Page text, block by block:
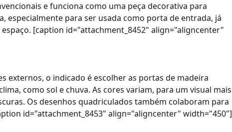
e funciona como uma peça decorativa para
especialmente para ser usada como porta de entrada, já
[caption id="attachment_8452" align="aligncenter"
externos, o indicado é escolher as portas de madeira
como sol e chuva. As cores variam, para um visual mais
Os desenhos quadriculados também colaboram para
id="attachment_8453" align="aligncenter" width="450"]